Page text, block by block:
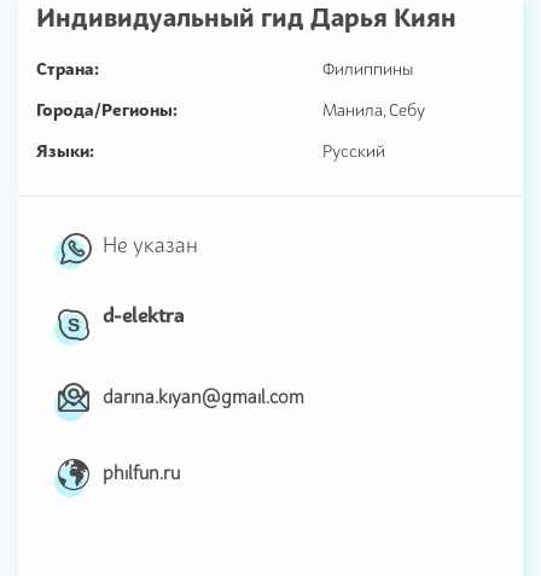
Индивидуальный гид Дарья Киян
Страна:
Филиппины
Города/Регионы:
Манила, Себу
Языки:
Русский
Не указан
d-elektra
darina.kiyan@gmail.com
philfun.ru